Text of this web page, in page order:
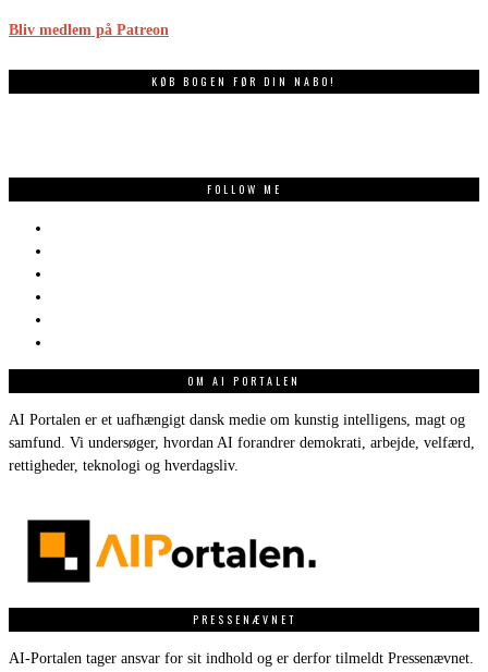
Bliv medlem på Patreon
KØB BOGEN FØR DIN NABO!
FOLLOW ME
OM AI PORTALEN
AI Portalen er et uafhængigt dansk medie om kunstig intelligens, magt og
samfund. Vi undersøger, hvordan AI forandrer demokrati, arbejde, velfærd,
rettigheder, teknologi og hverdagsliv.
PRESSENÆVNET
AI-Portalen tager ansvar for sit indhold og er derfor tilmeldt Pressenævnet.